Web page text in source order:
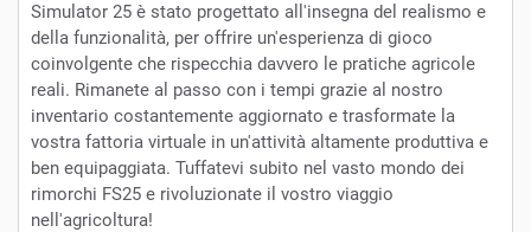
Simulator 25 è stato progettato all'insegna del realismo e
della funzionalità, per offrire un'esperienza di gioco
coinvolgente che rispecchia davvero le pratiche agricole
reali. Rimanete al passo con i tempi grazie al nostro
inventario costantemente aggiornato e trasformate la
vostra fattoria virtuale in un'attività altamente produttiva e
ben equipaggiata. Tuffatevi subito nel vasto mondo dei
rimorchi FS25 e rivoluzionate il vostro viaggio
nell'agricoltura!